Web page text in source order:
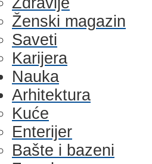
Ženski magazin
Saveti
Karijera
Nauka
Arhitektura
Kuće
Enterijer
Bašte i bazeni